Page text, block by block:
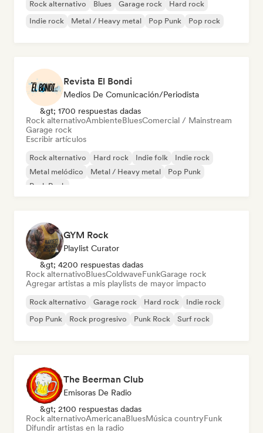
Rock alternativo Blues Garage rock
Hard rock
Indie rock
Metal / Heavy metal Pop Punk Pop rock
Revista El Bondi
Medios De Comunicación/Periodista
&gt; 1700 respuestas dadas
Rock alternativoAmbienteBluesComercial / Mainstream
Garage rock
Escribir artículos
Rock alternativo Hard rock Indie folk
Indie rock
Metal melódico
Metal / Heavy metal
Pop Punk
Punk Rock
GYM Rock
Playlist Curator
&gt; 4200 respuestas dadas
Rock alternativoBluesColdwaveFunkGarage rock
Agregar artistas a mis playlists de mayor impacto
Rock alternativo Garage rock Hard rock
Indie rock
Pop Punk
Rock progresivo Punk Rock Surf rock
The Beerman Club
Emisoras De Radio
&gt; 2100 respuestas dadas
Rock alternativoAmericanaBluesMúsica countryFunk
Difundir artistas en la radio